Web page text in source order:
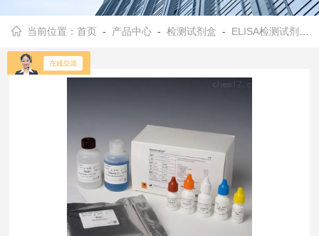
当前位置：首页 - 产品中心 -检测试剂盒 - ELISA检测试剂盒